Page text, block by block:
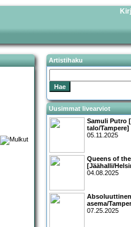
Artistihaku
Uusimmat livearviot
Samuli Putro
talo/Tampere]
05.11.2025
Queens of
[Jäähalli/
04.08.2025
asema/
07.25.2025